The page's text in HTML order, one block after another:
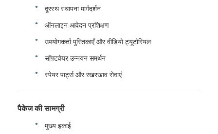
दूरस्थ स्थापना मार्गदर्शन
ऑनलाइन आवेदन प्रशिक्षण
उपयोगकर्ता पुस्तिकाएँ और वीडियो ट्यूटोरियल
सॉफ़्टवेयर उन्नयन समर्थन
स्पेयर पार्ट्स और रखरखाव सेवाएं
पैकेज की सामग्री
मुख्य इकाई